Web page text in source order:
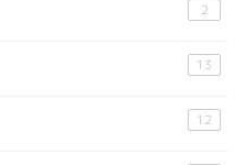
2
13
12